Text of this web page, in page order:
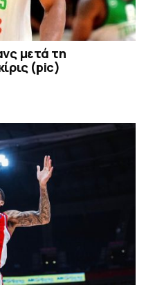
μετά τη
(pic)